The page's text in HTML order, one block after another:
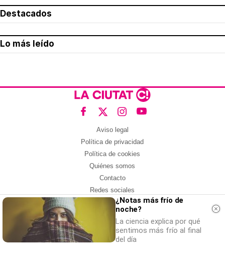
Destacados
Lo más leído
Aviso legal
Política de privacidad
Política de cookies
Quiénes somos
Contacto
Redes sociales
Con la colaboración de:
¿Notas más frío de
noche?
La ciencia explica por qué
sentimos más frío al final
del día